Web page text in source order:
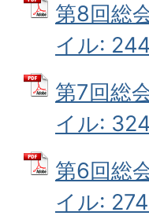
第8回総
イル:
第7回総
イル:
第6回総
イル: